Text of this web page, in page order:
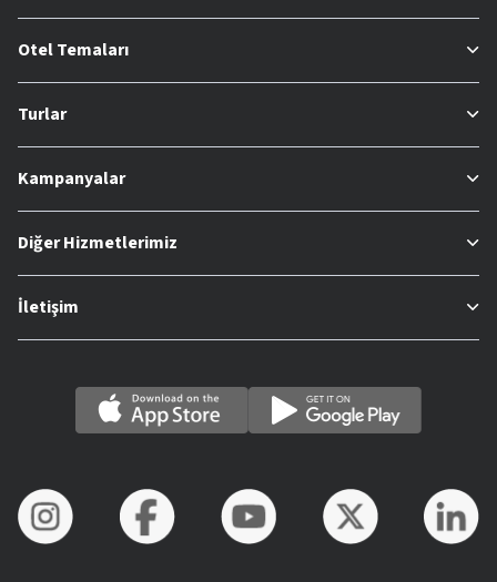
Otel Temaları
Turlar
Kampanyalar
Diğer Hizmetlerimiz
İletişim